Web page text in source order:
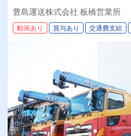
◎残業少なめ◎手積み手降し
働けます！働きやすさ抜群
びている会社です！
豊島運送株式会社 板橋営業所
動画あり 賞与あり 交通費支給